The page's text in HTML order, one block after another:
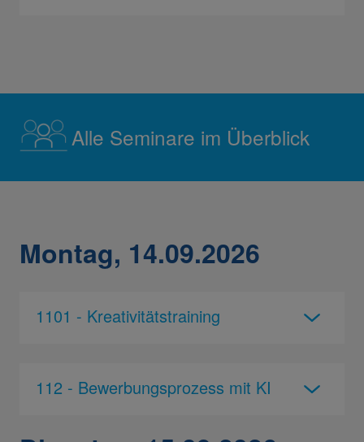
Alle Seminare im Überblick
Montag, 14.09.2026
1101 - Kreativitätstraining
112 - Bewerbungsprozess mit KI